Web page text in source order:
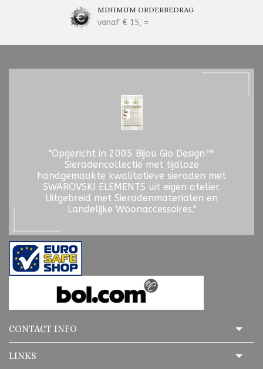
MINIMUM ORDERBEDRAG
vanaf € 15, =
"Opgericht in 2005 Bijou Gio Design™
Sieradencollectie met tijdloze
handgemaakte kwalitatieve sieraden met
SWAROVSKI ELEMENTS uit eigen atelier.
Uitgebreid met Sieradenmaterialen en
Landelijke Woonaccessoires."
CONTACT INFO
LINKS